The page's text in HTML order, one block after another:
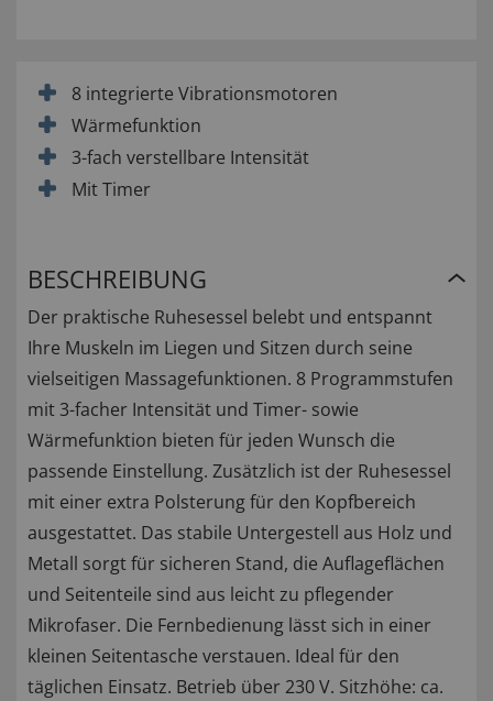
8 integrierte Vibrationsmotoren
Wärmefunktion
3-fach verstellbare Intensität
Mit Timer
BESCHREIBUNG
Der praktische Ruhesessel belebt und entspannt
Ihre Muskeln im Liegen und Sitzen durch seine
vielseitigen Massagefunktionen. 8 Programmstufen
mit 3-facher Intensität und Timer- sowie
Wärmefunktion bieten für jeden Wunsch die
passende Einstellung. Zusätzlich ist der Ruhesessel
mit einer extra Polsterung für den Kopfbereich
ausgestattet. Das stabile Untergestell aus Holz und
Metall sorgt für sicheren Stand, die Auflageflächen
und Seitenteile sind aus leicht zu pflegender
Mikrofaser. Die Fernbedienung lässt sich in einer
kleinen Seitentasche verstauen. Ideal für den
täglichen Einsatz. Betrieb über 230 V. Sitzhöhe: ca.